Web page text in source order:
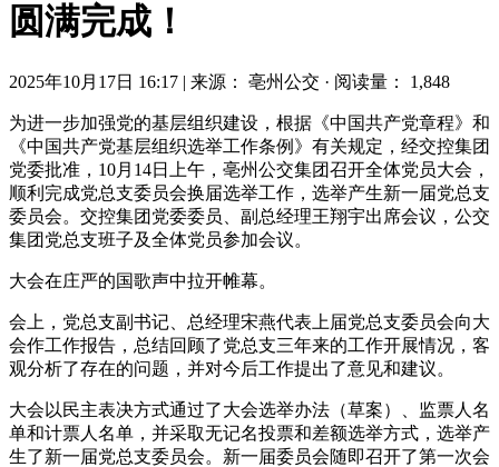
圆满完成！
2025年10月17日 16:17 | 来源： 亳州公交 · 阅读量： 1,848
为进一步加强党的基层组织建设，根据《中国共产党章程》和
《中国共产党基层组织选举工作条例》有关规定，经交控集团
党委批准，10月14日上午，亳州公交集团召开全体党员大会，
顺利完成党总支委员会换届选举工作，选举产生新一届党总支
委员会。交控集团党委委员、副总经理王翔宇出席会议，公交
集团党总支班子及全体党员参加会议。
大会在庄严的国歌声中拉开帷幕。
会上，党总支副书记、总经理宋燕代表上届党总支委员会向大
会作工作报告，总结回顾了党总支三年来的工作开展情况，客
观分析了存在的问题，并对今后工作提出了意见和建议。
大会以民主表决方式通过了大会选举办法（草案）、监票人名
单和计票人名单，并采取无记名投票和差额选举方式，选举产
生了新一届党总支委员会。新一届委员会随即召开了第一次会